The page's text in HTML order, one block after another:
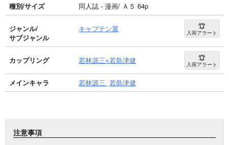
種別/サイズ
同人誌 - 漫画/ Ａ５ 64p
ジャンル/
サブジャンル
キャプテン翼 入荷アラート
カップリング 若林源三×若島津健 入荷アラート
メインキャラ 若林源三 若島津健
注意事項